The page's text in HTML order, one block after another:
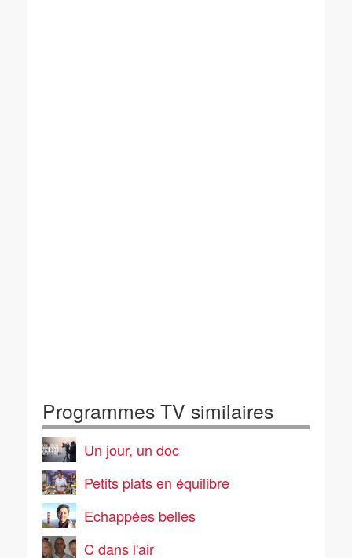
Programmes TV similaires
Un jour, un doc
Petits plats en équilibre
Echappées belles
C dans l'air